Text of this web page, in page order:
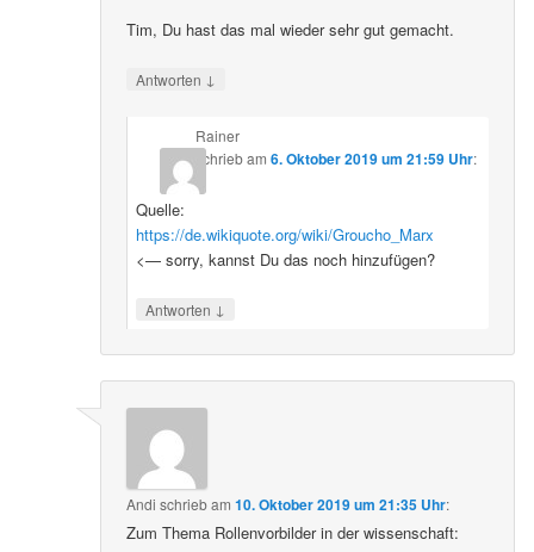
Tim, Du hast das mal wieder sehr gut gemacht.
Antworten ↓
Rainer
schriebam 6. Oktober 2019 um 21:59 Uhr:
Quelle:
https://de.wikiquote.org/wiki/Groucho_Marx
<— sorry, kannst Du das noch hinzufügen?
Antworten ↓
Andi schriebam10. Oktober 2019 um 21:35 Uhr:
Zum Thema Rollenvorbilder in der wissenschaft: